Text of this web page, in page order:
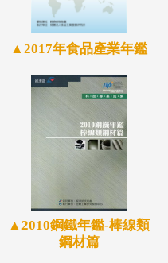
▲2017年食品產業年鑑
▲2010鋼鐵年鑑-棒線類
鋼材篇